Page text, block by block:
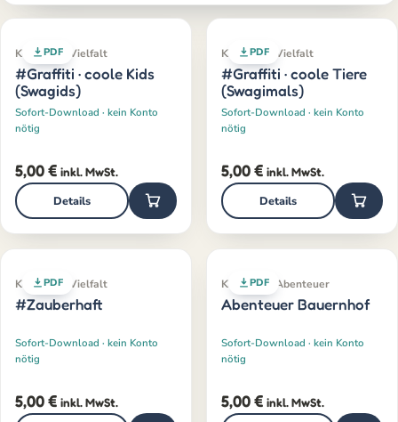
PDF
Klassiker · Vielfalt
#Graffiti · coole Kids
(Swagids)
Sofort-Download · kein Konto
nötig
5,00€ inkl. MwSt.
Details
PDF
Klassiker · Vielfalt
#Graffiti · coole Tiere
(Swagimals)
Sofort-Download · kein Konto
nötig
5,00€ inkl. MwSt.
Details
PDF
Klassiker · Vielfalt
#Zauberhaft
Sofort-Download · kein Konto
nötig
5,00€ inkl. MwSt.
PDF
Klassiker · Abenteuer
Abenteuer Bauernhof
Sofort-Download · kein Konto
nötig
5,00€ inkl. MwSt.